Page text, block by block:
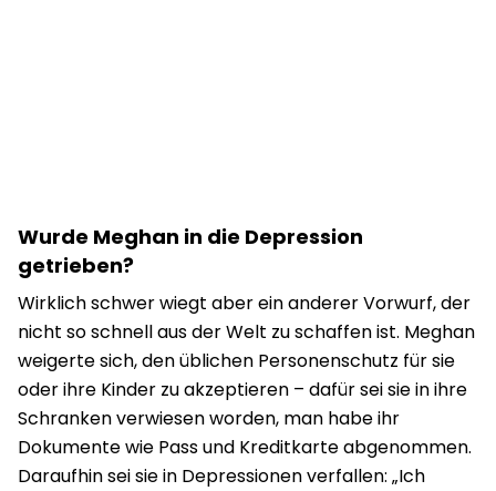
Wurde Meghan in die Depression
getrieben?
Wirklich schwer wiegt aber ein anderer Vorwurf, der
nicht so schnell aus der Welt zu schaffen ist. Meghan
weigerte sich, den üblichen Personenschutz für sie
oder ihre Kinder zu akzeptieren – dafür sei sie in ihre
Schranken verwiesen worden, man habe ihr
Dokumente wie Pass und Kreditkarte abgenommen.
Daraufhin sei sie in Depressionen verfallen: „Ich